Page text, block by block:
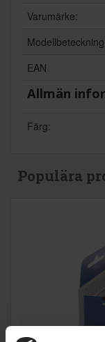
Varumärke:
EAN
Allmän
Färg:
Populära